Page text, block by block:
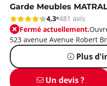
Garde Meubles
4,3 481 avis
Fermé actuellement.
523 avenue Avenue Robert
Plus
Un devis ?